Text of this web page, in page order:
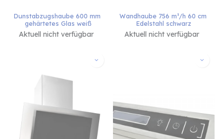
Dunstabzugshaube 600 mm
gehärtetes Glas weiß
Aktuell nicht verfügbar
Wandhaube 756 m³/h 60 cm
Edelstahl schwarz
Aktuell nicht verfügbar